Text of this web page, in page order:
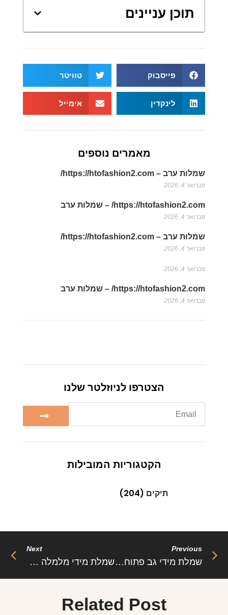
תוכן עניינים
פייסבוק טוויטר
לינקדין אימייל
מאמרים נוספים
שמלות ערב – https://htofashion2.com/
פברואר 4, 2026
https://htofashion2.com/ – שמלות ערב
פברואר 4, 2026
שמלות ערב – https://htofashion2.com/
פברואר 4, 2026
פברואר 4, 2026
https://htofashion2.com/ – שמלות ערב
פברואר 4, 2026
הצטרפו לניוזלטר שלנו
הקטגוריות המובילות
תיקים (204)
Previous
שמלת מידי גב פתוח רצועות יהלום – “טאו”
Next
שמלת מידי מלמלה שיפון בעיטור יהלומים – “גאיה”
Related Post